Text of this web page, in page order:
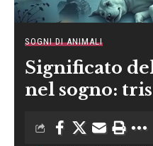
SOGNI DI ANIMALI
Significato
nel sogno: